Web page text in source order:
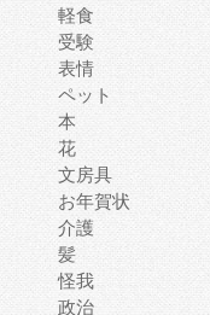
軽食
受験
表情
ペット
本
花
文房具
お年賀状
介護
髪
怪我
政治